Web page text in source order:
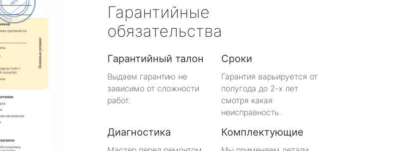
Гарантийные
обязательства
Гарантийный талон
Выдаем гарантию не
зависимо от сложности
работ.
Сроки
Гарантия варьируется от
полугода до 2-х лет
смотря какая
неисправность.
Диагностика Комплектующие